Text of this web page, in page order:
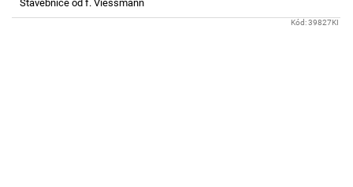
Stavebnice od f. Viessmann
Kód:39827KI